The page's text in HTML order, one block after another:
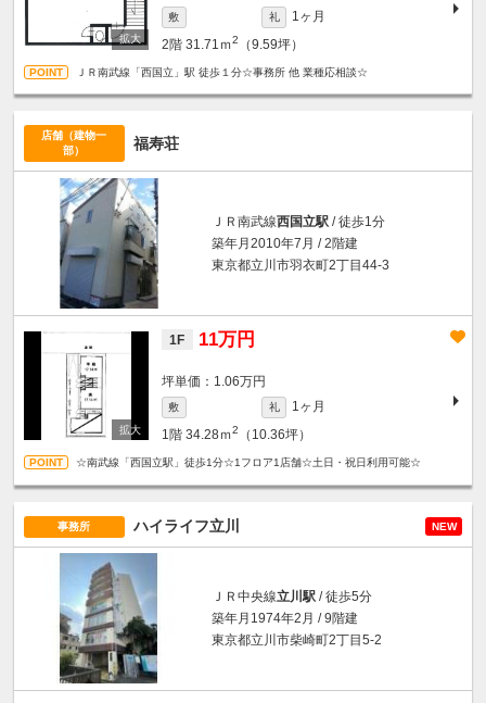
敷 礼
1ヶ月
2階 31.71ｍ2 （9.59坪）
ＪＲ南武線「西国立」駅 徒歩１分☆事務所 他 業種応相談☆
店舗（建物一
部）
福寿荘
ＪＲ南武線西国立駅 / 徒歩1分
築年月2010年7月 / 2階建
東京都立川市羽衣町2丁目44-3
1F 11万円
坪単価：1.06万円
敷 礼
1ヶ月
1階 34.28ｍ2 （10.36坪）
☆南武線「西国立駅」徒歩1分☆1フロア1店舗☆土日・祝日利用可能☆
事務所 ハイライフ立川 NEW
ＪＲ中央線立川駅 / 徒歩5分
築年月1974年2月 / 9階建
東京都立川市柴崎町2丁目5-2